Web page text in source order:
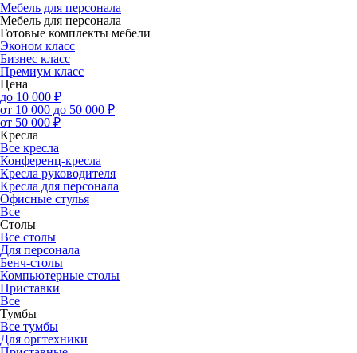
Мебель для персонала
Мебель для персонала
Готовые комплекты мебели
Эконом класс
Бизнес класс
Премиум класс
Цена
до 10 000 ₽
от 10 000 до 50 000 ₽
от 50 000 ₽
Кресла
Все кресла
Конференц-кресла
Кресла руководителя
Кресла для персонала
Офисные стулья
Все
Столы
Все столы
Для персонала
Бенч-столы
Компьютерные столы
Приставки
Все
Тумбы
Все тумбы
Для оргтехники